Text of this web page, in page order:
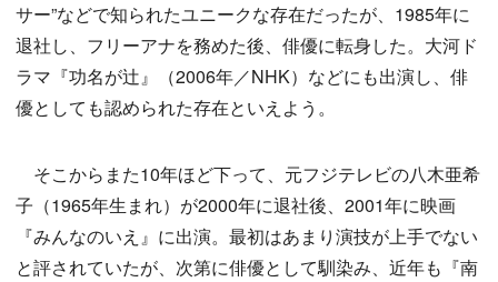
サー”などで知られたユニークな存在だったが、1985年に
退社し、フリーアナを務めた後、俳優に転身した。大河ド
ラマ『功名が辻』（2006年／NHK）などにも出演し、俳
優としても認められた存在といえよう。
そこからまた10年ほど下って、元フジテレビの八木亜希
子（1965年生まれ）が2000年に退社後、2001年に映画
『みんなのいえ』に出演。最初はあまり演技が上手でない
と評されていたが、次第に俳優として馴染み、近年も『南